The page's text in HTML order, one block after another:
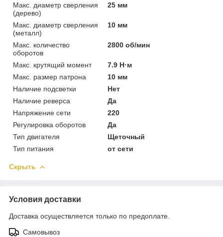
Макс. диаметр сверления
(дерево)
25 мм
Макс. диаметр сверления
(металл)
10 мм
Макс. количество
оборотов
2800 об/мин
Макс. крутящий момент
7.9 Н·м
Макс. размер патрона
10 мм
Наличие подсветки
Нет
Наличие реверса
Да
Напряжение сети
220
Регулировка оборотов
Да
Тип двигателя
Щеточный
Тип питания
от сети
Скрыть
Условия доставки
Доставка осуществляется только по предоплате.
Самовывоз